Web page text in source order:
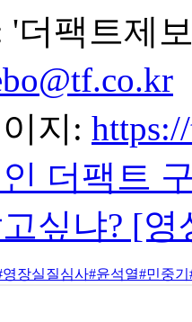
'더팩트제
지:
더팩트
싶냐? [
영장실질심사#윤석열#민중기